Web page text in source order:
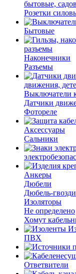
бытовые,
Розетки
Бытовые
разъемы
Наконечники
Разъемы
движения,
Выключатели
Датчики
Фотореле
Аксессуары
Сальники
Анкеры
Дюбели
Дюбель-гвозди
Изоляторы
Не определено
Хомут
ПВХ
Ответвители